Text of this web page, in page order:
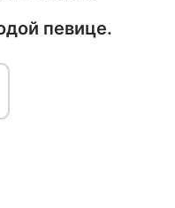
певице.